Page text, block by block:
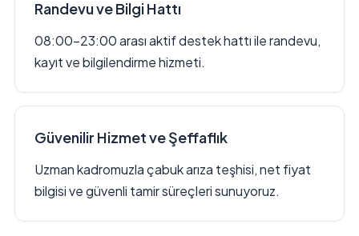
Randevu ve Bilgi Hattı
08:00–23:00 arası aktif destek hattı ile randevu,
kayıt ve bilgilendirme hizmeti.
Güvenilir Hizmet ve Şeffaflık
Uzman kadromuzla çabuk arıza teşhisi, net fiyat
bilgisi ve güvenli tamir süreçleri sunuyoruz.